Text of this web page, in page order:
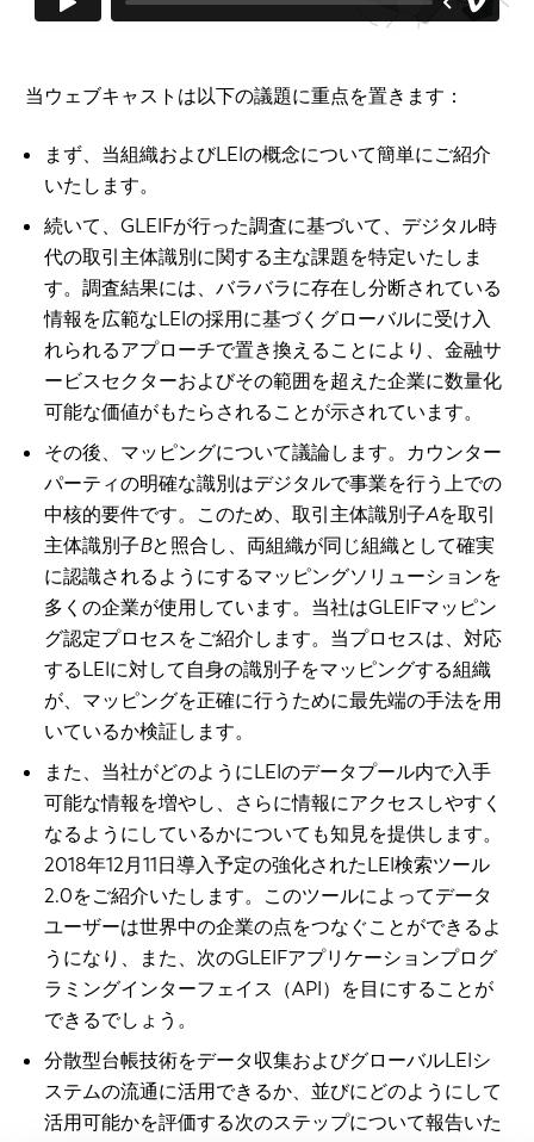
当ウェブキャストは以下の議題に重点を置きます：
まず、当組織およびLEIの概念について簡単にご紹介
いたします。
続いて、GLEIFが行った調査に基づいて、デジタル時
代の取引主体識別に関する主な課題を特定いたしま
す。調査結果には、バラバラに存在し分断されている
情報を広範なLEIの採用に基づくグローバルに受け入
れられるアプローチで置き換えることにより、金融サ
ービスセクターおよびその範囲を超えた企業に数量化
可能な価値がもたらされることが示されています。
その後、マッピングについて議論します。カウンター
パーティの明確な識別はデジタルで事業を行う上での
中核的要件です。このため、取引主体識別子Aを取引
主体識別子Bと照合し、両組織が同じ組織として確実
に認識されるようにするマッピングソリューションを
多くの企業が使用しています。当社はGLEIFマッピン
グ認定プロセスをご紹介します。当プロセスは、対応
するLEIに対して自身の識別子をマッピングする組織
が、マッピングを正確に行うために最先端の手法を用
いているか検証します。
また、当社がどのようにLEIのデータプール内で入手
可能な情報を増やし、さらに情報にアクセスしやすく
なるようにしているかについても知見を提供します。
2018年12月11日導入予定の強化されたLEI検索ツール
2.0をご紹介いたします。このツールによってデータ
ユーザーは世界中の企業の点をつなぐことができるよ
うになり、また、次のGLEIFアプリケーションプログ
ラミングインターフェイス（API）を目にすることが
できるでしょう。
分散型台帳技術をデータ収集およびグローバルLEIシ
ステムの流通に活用できるか、並びにどのようにして
活用可能かを評価する次のステップについて報告いた